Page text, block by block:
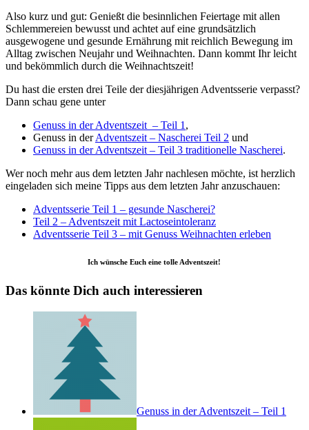
Also kurz und gut: Genießt die besinnlichen Feiertage mit allen
Schlemmereien bewusst und achtet auf eine grundsätzlich
ausgewogene und gesunde Ernährung mit reichlich Bewegung im
Alltag zwischen Neujahr und Weihnachten. Dann kommt Ihr leicht
und bekömmlich durch die Weihnachtszeit!
Du hast die ersten drei Teile der diesjährigen Adventsserie verpasst?
Dann schau gene unter
Genuss in der Adventszeit – Teil 1 ,
Genuss in derAdventszeit – Nascherei Teil 2 und
Genuss in der Adventszeit – Teil 3 traditionelle Nascherei.
Wer noch mehr aus dem letzten Jahr nachlesen möchte, ist herzlich
eingeladen sich meine Tipps aus dem letzten Jahr anzuschauen:
Adventsserie Teil 1 – gesunde Nascherei?
Teil 2 – Adventszeit mit Lactoseintoleranz
Adventsserie Teil 3 – mit Genuss Weihnachten erleben
Ich wünsche Euch eine tolle Adventszeit!
Das könnte Dich auch interessieren
Genuss in der Adventszeit – Teil 1